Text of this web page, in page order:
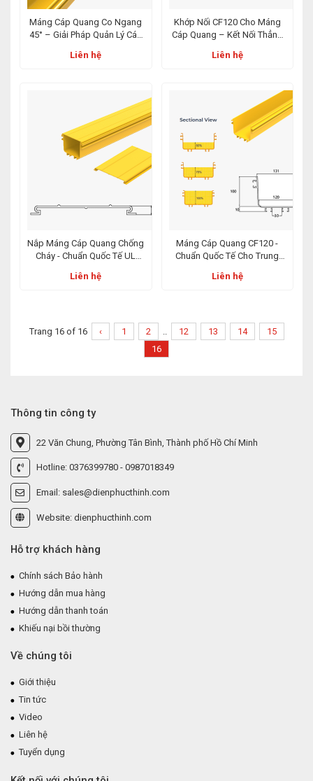
Máng Cáp Quang Co Ngang
45° – Giải Pháp Quản Lý Cáp
Liên hệ
Khớp Nối CF120 Cho Máng
Cáp Quang – Kết Nối Thẳng
IDC & ODF
Liên hệ
Nắp Máng Cáp Quang Chống
Cháy - Chuẩn Quốc Tế UL
Cho IDC & ODF
Liên hệ
Máng Cáp Quang CF120 -
Chuẩn Quốc Tế Cho Trung
Liên hệ
Trang 16 of 16 ‹ 1 2 12 13 14
15
16
Thông tin công ty
22 Văn Chung, Phường Tân Bình, Thành phố Hồ Chí Minh
Hotline: 0376399780 - 0987018349
Email: sales@dienphucthinh.com
Website: dienphucthinh.com
Hỗ trợ khách hàng
Chính sách Bảo hành
Hướng dẫn mua hàng
Hướng dẫn thanh toán
Khiếu nại bồi thường
Về chúng tôi
Giới thiệu
Tin tức
Video
Liên hệ
Tuyển dụng